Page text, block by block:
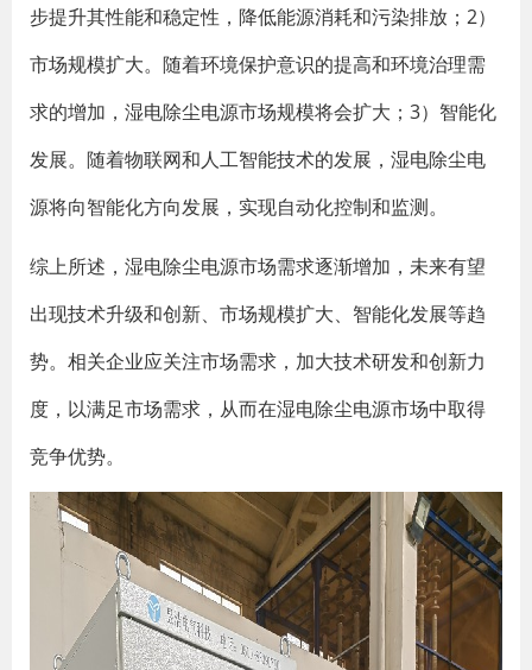
步提升其性能和稳定性，降低能源消耗和污染排放；2）
市场规模扩大。随着环境保护意识的提高和环境治理需
求的增加，湿电除尘电源市场规模将会扩大；3）智能化
发展。随着物联网和人工智能技术的发展，湿电除尘电
源将向智能化方向发展，实现自动化控制和监测。
综上所述，湿电除尘电源市场需求逐渐增加，未来有望
出现技术升级和创新、市场规模扩大、智能化发展等趋
势。相关企业应关注市场需求，加大技术研发和创新力
度，以满足市场需求，从而在湿电除尘电源市场中取得
竞争优势。